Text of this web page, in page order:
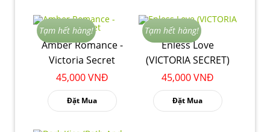
Tạm hết hàng!
Amber Romance -
Victoria Secret
45,000 VNĐ
Đặt Mua
Tạm hết hàng!
Enless Love
(VICTORIA SECRET)
45,000 VNĐ
Đặt Mua